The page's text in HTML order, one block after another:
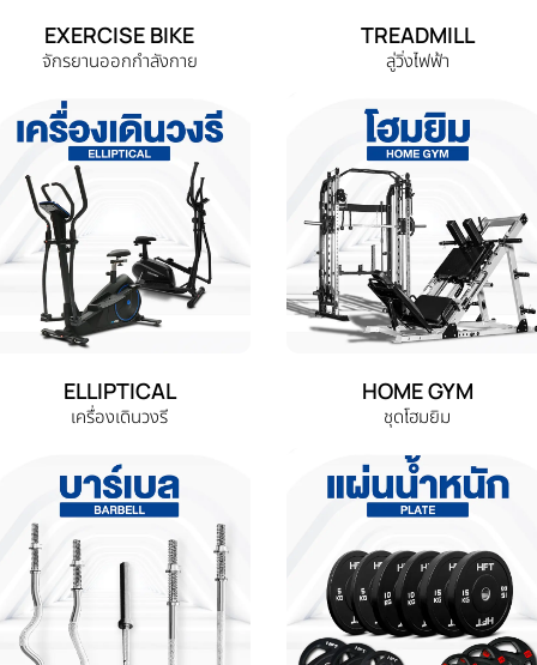
EXERCISE BIKE
จักรยานออกกำลังกาย
TREADMILL
ลู่วิ่งไฟฟ้า
ELLIPTICAL
เครื่องเดินวงรี
HOME GYM
ชุดโฮมยิม